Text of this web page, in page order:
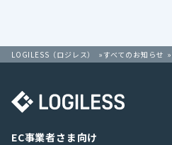
LOGILESS（ロジレス） すべてのお知らせ
EC事業者さま向け